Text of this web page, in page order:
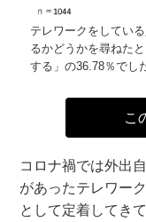
テレワークをしてい
るかどうかを尋ねた
する」の36.78％でし
こ
コロナ禍では外出
があったテレワー
として定着してき